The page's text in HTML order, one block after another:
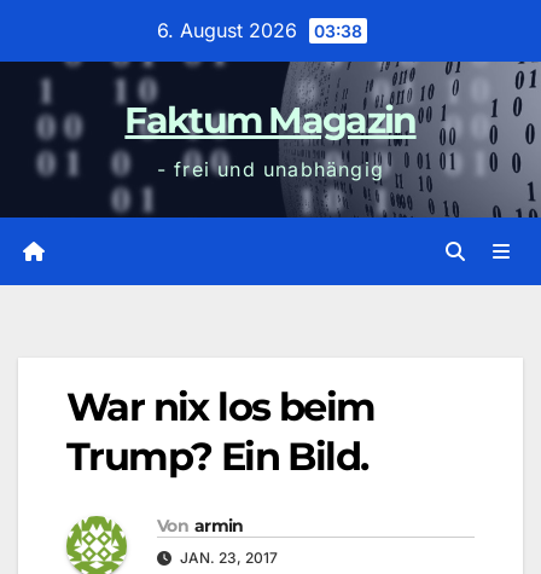
6. August 2026 03:38
Faktum Magazin
- frei und unabhängig
War nix los beim
Trump? Ein Bild.
Von armin
JAN. 23, 2017